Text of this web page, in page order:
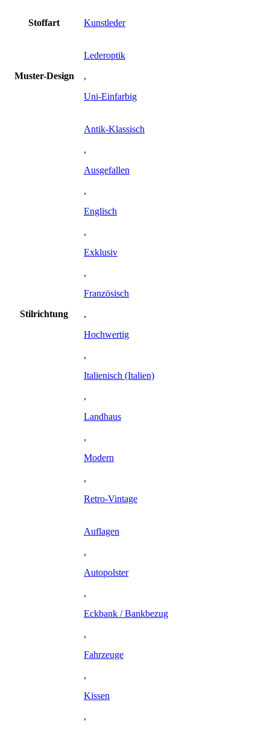
Stoffart Kunstleder
Muster-Design
Lederoptik
,
Uni-Einfarbig
Stilrichtung
Antik-Klassisch
,
Ausgefallen
,
Englisch
,
Exklusiv
,
Französisch
,
Hochwertig
,
Italienisch (Italien)
,
Landhaus
,
Modern
,
Retro-Vintage
Auflagen
,
Autopolster
,
Eckbank / Bankbezug
,
Fahrzeuge
,
Kissen
,